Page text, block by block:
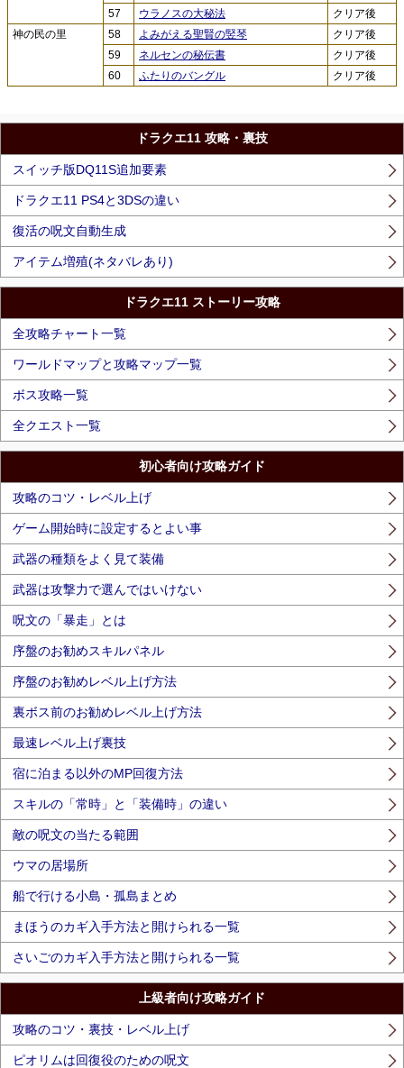
57
ウラノスの大秘法
クリア後
神の民の里
58 よみがえる聖賢の竪琴
クリア後
59
ネルセンの秘伝書
クリア後
60
ふたりのバングル クリア後
ドラクエ11 攻略・裏技
スイッチ版DQ11S追加要素
ドラクエ11 PS4と3DSの違い
復活の呪文自動生成
アイテム増殖(ネタバレあり)
ドラクエ11 ストーリー攻略
全攻略チャート一覧
ワールドマップと攻略マップ一覧
ボス攻略一覧
全クエスト一覧
初心者向け攻略ガイド
攻略のコツ・レベル上げ
ゲーム開始時に設定するとよい事
武器の種類をよく見て装備
武器は攻撃力で選んではいけない
呪文の「暴走」とは
序盤のお勧めスキルパネル
序盤のお勧めレベル上げ方法
裏ボス前のお勧めレベル上げ方法
最速レベル上げ裏技
宿に泊まる以外のMP回復方法
スキルの「常時」と「装備時」の違い
敵の呪文の当たる範囲
ウマの居場所
船で行ける小島・孤島まとめ
まほうのカギ入手方法と開けられる一覧
さいごのカギ入手方法と開けられる一覧
上級者向け攻略ガイド
攻略のコツ・裏技・レベル上げ
ピオリムは回復役のための呪文